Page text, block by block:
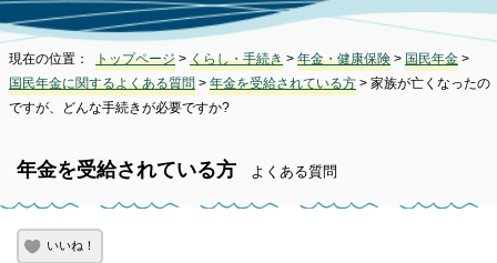
現在の位置： トップページ > くらし・手続き > 年金・健康保険 > 国民年金 >
国民年金に関するよくある質問 > 年金を受給されている方 > 家族が亡くなったの
ですが、どんな手続きが必要ですか?
年金を受給されている方 よくある質問
いいね！